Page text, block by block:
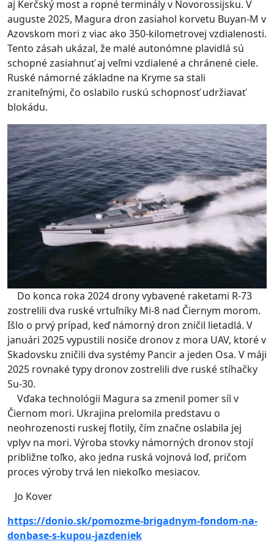
aj Kerčský most a ropné terminály v Novorossijsku. V
auguste 2025, Magura dron zasiahol korvetu Buyan-M v
Azovskom mori z viac ako 350-kilometrovej vzdialenosti.
Tento zásah ukázal, že malé autonómne plavidlá sú
schopné zasiahnuť aj veľmi vzdialené a chránené ciele.
Ruské námorné základne na Kryme sa stali
zraniteľnými, čo oslabilo ruskú schopnosť udržiavať
blokádu.
Do konca roka 2024 drony vybavené raketami R-73
zostrelili dva ruské vrtuľníky Mi-8 nad Čiernym morom.
Išlo o prvý prípad, keď námorný dron zničil lietadlá. V
januári 2025 vypustili nosiče dronov z mora UAV, ktoré v
Skadovsku zničili dva systémy Pancir a jeden Osa. V máji
2025 rovnaké typy dronov zostrelili dve ruské stíhačky
Su-30.
Vďaka technológii Magura sa zmenil pomer síl v
Čiernom mori. Ukrajina prelomila predstavu o
neohrozenosti ruskej flotily, čím značne oslabila jej
vplyv na mori. Výroba stovky námorných dronov stojí
približne toľko, ako jedna ruská vojnová loď, pričom
proces výroby trvá len niekoľko mesiacov.
Jo Kover
https://donio.sk/pomozme-brigadnym-fondom-na-
donbase-s-kupou-jazdeniek